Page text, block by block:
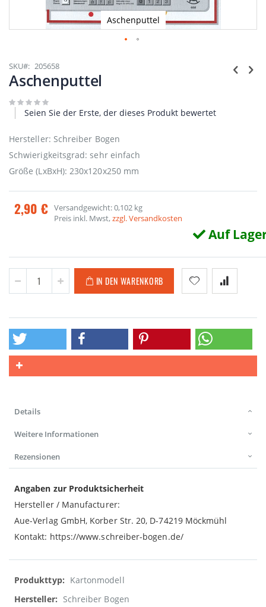
Aschenputtel
Anfang
der
Bildgalerie
SKU 205658
Aschenputtel
Seien Sie der Erste, der dieses Produkt bewertet
Hersteller: Schreiber Bogen
Schwierigkeitsgrad: sehr einfach
Größe (LxBxH): 230x120x250 mm
2,90 € Versandgewicht: 0,102 kg
Preis inkl. Mwst,zzgl. Versandkosten
Auf
IN DEN WARENKORB
Details
Weitere Informationen
Rezensionen
Angaben zur Produktsicherheit
Hersteller / Manufacturer:
Aue-Verlag GmbH, Korber Str. 20, D-74219 Möckmühl
Kontakt: https://www.schreiber-bogen.de/
Weitere
Informationen
Kartonmodell
Schreiber Bogen